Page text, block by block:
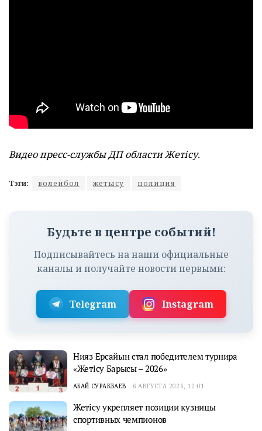
Видео пресс-службы ДП области Жетісу.
Тэги: волейбол жетысу полиция
Будьте в центре событий!
Подписывайтесь на наши официальные
каналы и получайте новости первыми:
Telegram Instagram
Нияз Ерсайын стал победителем турнира
«Жетісу Барысы – 2026»
АБАЙ СУРАКБАЕВ 6 АВГУСТА 2026, 12:01
Жетісу укрепляет позиции кузницы
спортивных чемпионов